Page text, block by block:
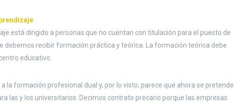
está dirigido a personas que no cuentan con titulación para el puesto de
debemos recibir formación práctica y teórica. La formación teórica debe
educativo.
la formación profesional dual y, por lo visto, parece que ahora se pretende
las y los universitarios. Decimos contrato precario porque las empresas